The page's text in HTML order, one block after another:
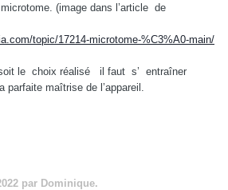
(image dans l’article de
topic/17214-microtome-%C3%A0-main/
le choix réalisé il faut s’ entraîner
parfaite maîtrise de l’appareil.
par Dominique.